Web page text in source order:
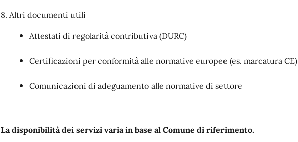
8. Altri documenti utili
Attestati di regolarità contributiva (DURC)
Certificazioni per conformità alle normative europee (es. marcatura CE)
Comunicazioni di adeguamento alle normative di settore
La disponibilità dei servizi varia in base al Comune di riferimento.